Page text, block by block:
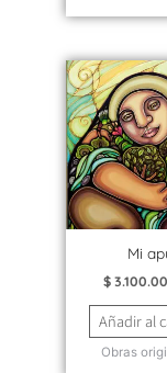
Mi
$
Añadir al
Obras